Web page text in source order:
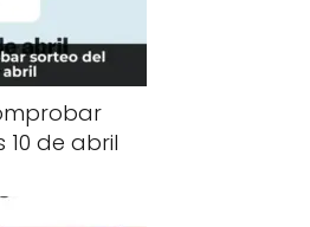
10 de abril